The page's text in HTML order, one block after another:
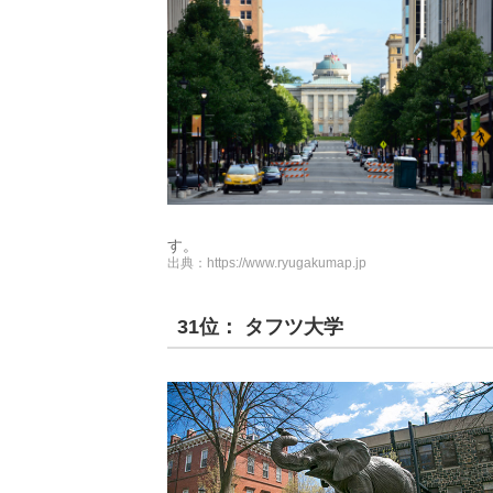
す。
出典： https://www.ryugakumap.jp
31位： タフツ大学